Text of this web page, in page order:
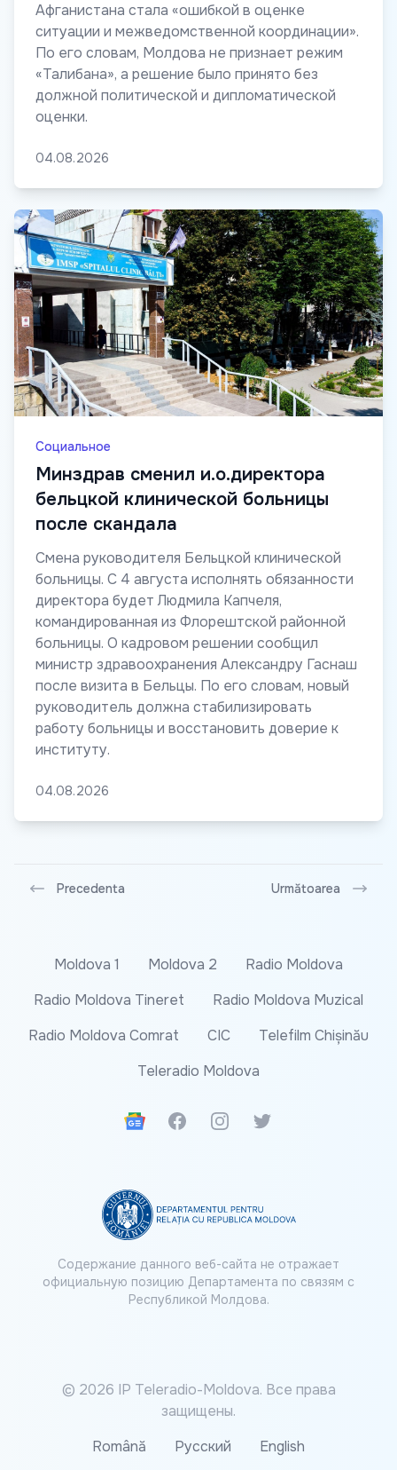
Афганистана стала «ошибкой в оценке
ситуации и межведомственной координации».
По его словам, Молдова не признает режим
«Талибана», а решение было принято без
должной политической и дипломатической
оценки.
04.08.2026
Социальное
Минздрав сменил и.о.директора
бельцкой клинической больницы
после скандала
Смена руководителя Бельцкой клинической
больницы. С 4 августа исполнять обязанности
директора будет Людмила Капчеля,
командированная из Флорештской районной
больницы. О кадровом решении сообщил
министр здравоохранения Александру Гаснаш
после визита в Бельцы. По его словам, новый
руководитель должна стабилизировать
работу больницы и восстановить доверие к
институту.
04.08.2026
Precedenta Următoarea
Moldova 1 Moldova 2
Radio Moldova
Radio Moldova Tineret
Radio Moldova Muzical
Radio Moldova Comrat
CIC
Telefilm Chișinău
Teleradio Moldova
Google News
FacebookInstagramTwitter
Содержание данного веб-сайта не отражает
официальную позицию Департамента по связям с
Республикой Молдова.
© 2026 IP Teleradio-Moldova. Все права
защищены.
Română
Русский English